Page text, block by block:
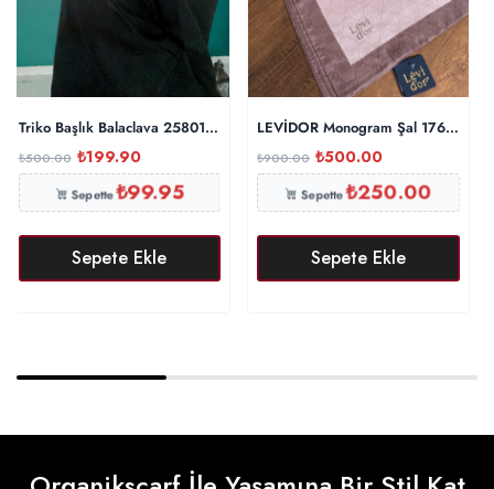
Triko Başlık Balaclava 25801 – Gri
₺500.00 ₺199.90
Sepette₺99.95
Sepete Ekle
LEVİDOR Monogram Şal 17657 –
₺900.00 ₺500.00
Sepette₺250.00
Sepete Ekle